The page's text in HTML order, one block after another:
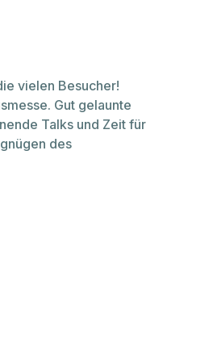
vielen Besucher!
Gut gelaunte
Talks und Zeit für
des